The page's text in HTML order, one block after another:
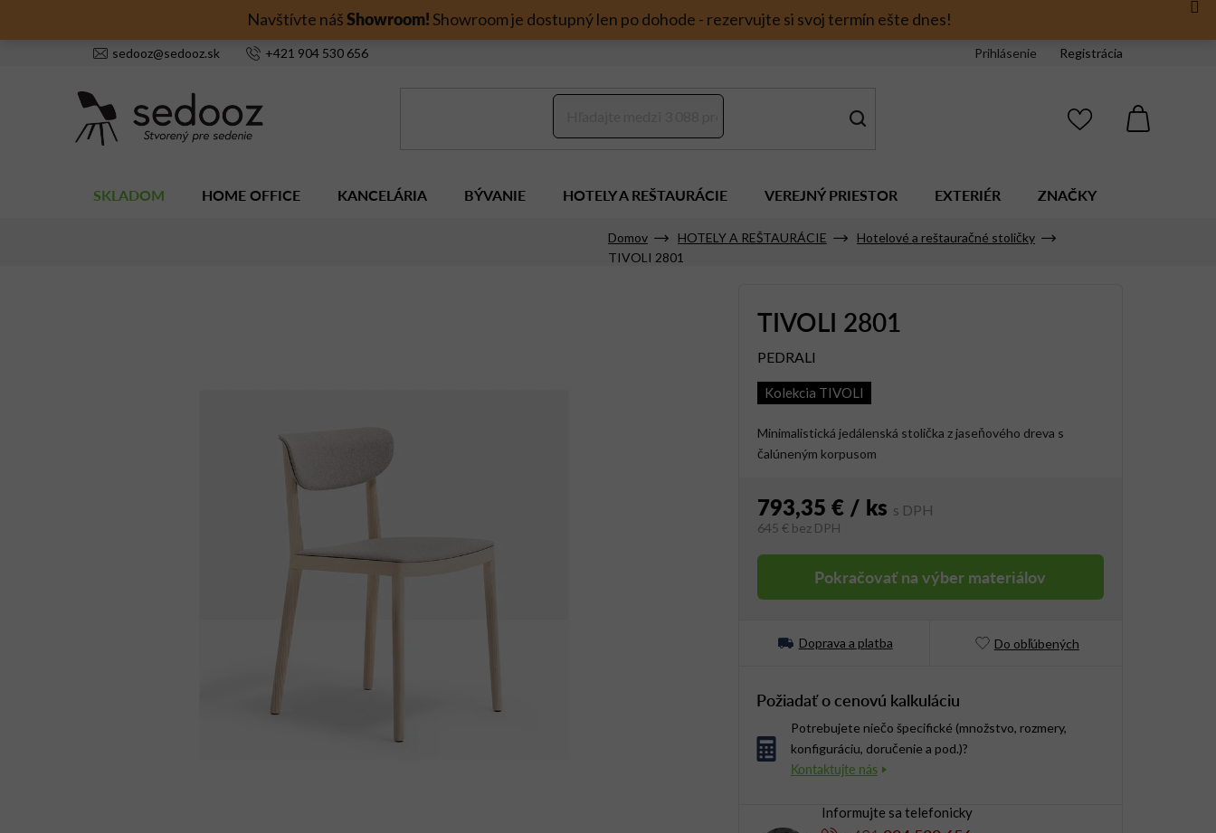
Navštívte nášShowroom!Showroom je dostupný len po dohode - rezervujte si svoj termín ešte dnes!
sedooz@sedooz.sk +421 904 530 656 Prihlásenie Registrácia
SKLADOM HOME OFFICE KANCELÁRIA BÝVANIE HOTELY A REŠTAURÁCIE VEREJNÝ PRIESTOR EXTERIÉR ZNAČKY
Domov HOTELY A REŠTAURÁCIE
Hotelové a reštauračné stoličky
TIVOLI 2801
TIVOLI 2801
PEDRALI
Kolekcia TIVOLI
Minimalistická jedálenská stolička z jaseňového dreva s
čalúneným korpusom
793,35 € / ks
645 €bez DPH
Pokračovať na výber materiálov
Doprava a platba Do obľúbených
Požiadať o cenovú kalkuláciu
Potrebujete niečo špecifické (množstvo, rozmery,
konfiguráciu, doručenie a pod.)?
Informujte sa telefonicky